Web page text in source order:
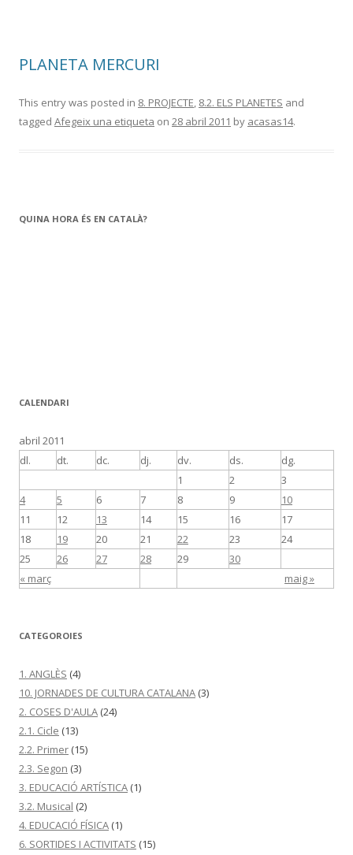
PLANETA MERCURI
This entry was posted in 8. PROJECTE, 8.2. ELS PLANETES and
tagged Afegeix una etiqueta on 28 abril 2011 by acasas14.
QUINA HORA ÉS EN CATALÀ?
CALENDARI
abril 2011
dl.
dt. dc. dj. dv. ds. dg.
« març maig »
1 2
3
4
5 6 7 8 9
10
11
12 13 14 15 16
17
18
19 20 21 22 23
24
25
26 27 28 29 30
CATEGOROIES
1. ANGLÈS (4)
10. JORNADES DE CULTURA CATALANA (3)
2. COSES D'AULA (24)
2.1. Cicle (13)
2.2. Primer (15)
2.3. Segon (3)
3. EDUCACIÓ ARTÍSTICA (1)
3.2. Musical (2)
4. EDUCACIÓ FÍSICA (1)
6. SORTIDES I ACTIVITATS (15)